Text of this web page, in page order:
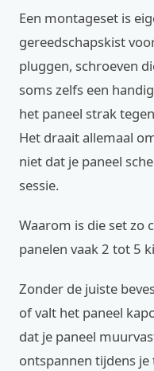
Een montageset is
gereedschapskist
pluggen, schroeven
soms zelfs een
het paneel strak
Het draait allemaal
niet dat je paneel
sessie.
Waarom is die set zo
panelen vaak 2 tot 5
Zonder de juiste
of valt het paneel
dat je paneel
ontspannen tijdens je